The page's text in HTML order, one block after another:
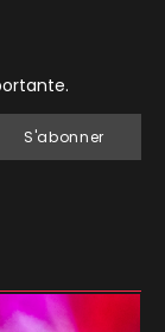
S'abonner